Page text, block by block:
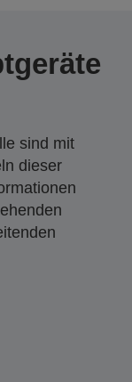
sind mit
dieser